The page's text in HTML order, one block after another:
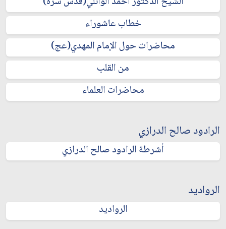
خطاب عاشوراء
محاضرات حول الإمام المهدي(عج)
من القلب
محاضرات العلماء
الرادود صالح الدرازي
أشرطة الرادود صالح الدرازي
الرواديد
الرواديد